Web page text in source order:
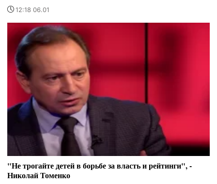
12:18 06.01
"Не трогайте детей в борьбе за власть и рейтинги", -
Николай Томенко